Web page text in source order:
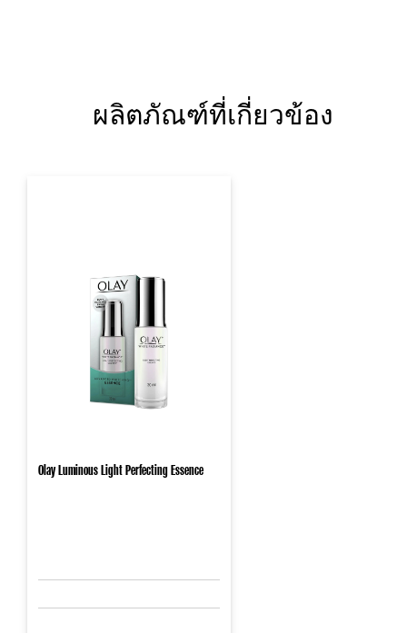
ผลิตภัณฑ์ที่เกี่ยวข้อง
Olay Luminous Light Perfecting Essence